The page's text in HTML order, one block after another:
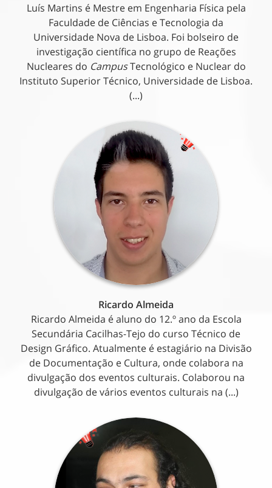
Luís Martins é Mestre em Engenharia Física pela
Faculdade de Ciências e Tecnologia da
Universidade Nova de Lisboa. Foi bolseiro de
investigação científica no grupo de Reações
Nucleares do CampusTecnológico e Nuclear do
Instituto Superior Técnico, Universidade de Lisboa.
(...)
Ricardo Almeida
Ricardo Almeida é aluno do 12.º ano da Escola
Secundária Cacilhas-Tejo do curso Técnico de
Design Gráfico. Atualmente é estagiário na Divisão
de Documentação e Cultura, onde colabora na
divulgação dos eventos culturais. Colaborou na
divulgação de vários eventos culturais na (...)